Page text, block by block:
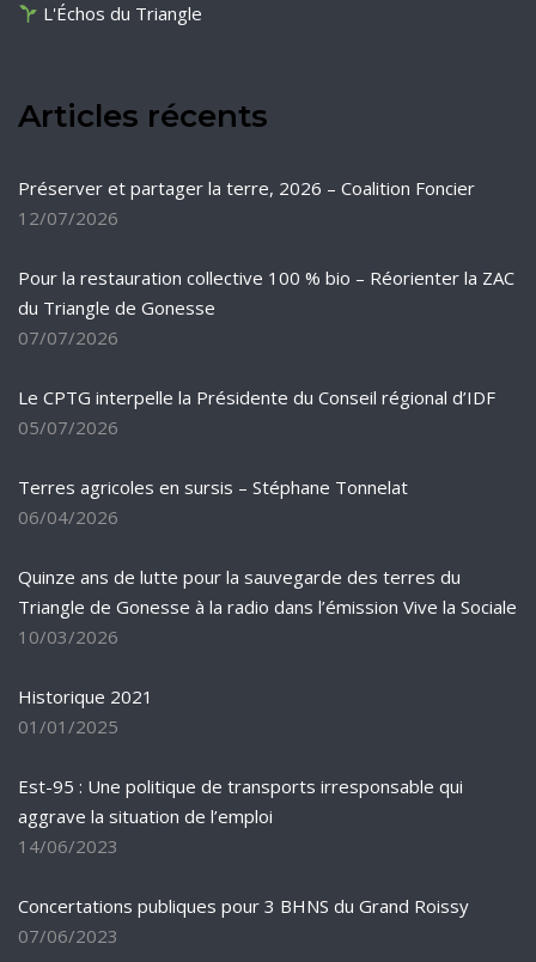
L'Échos du Triangle
Articles récents
Préserver et partager la terre, 2026 – Coalition Foncier
12/07/2026
Pour la restauration collective 100 % bio – Réorienter la ZAC
du Triangle de Gonesse
07/07/2026
Le CPTG interpelle la Présidente du Conseil régional d’IDF
05/07/2026
Terres agricoles en sursis – Stéphane Tonnelat
06/04/2026
Quinze ans de lutte pour la sauvegarde des terres du
Triangle de Gonesse à la radio dans l’émission Vive la Sociale
10/03/2026
Historique 2021
01/01/2025
Est-95 : Une politique de transports irresponsable qui
aggrave la situation de l’emploi
14/06/2023
Concertations publiques pour 3 BHNS du Grand Roissy
07/06/2023